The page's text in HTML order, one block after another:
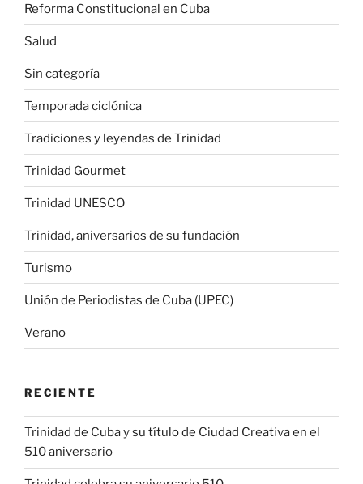
Reforma Constitucional en Cuba
Salud
Sin categoría
Temporada ciclónica
Tradiciones y leyendas de Trinidad
Trinidad Gourmet
Trinidad UNESCO
Trinidad, aniversarios de su fundación
Turismo
Unión de Periodistas de Cuba (UPEC)
Verano
RECIENTE
Trinidad de Cuba y su título de Ciudad Creativa en el
510 aniversario